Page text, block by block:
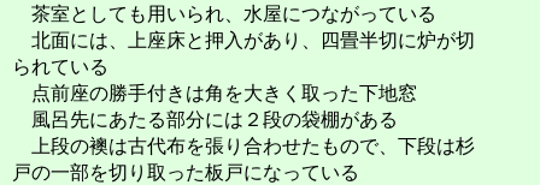
茶室としても用いられ、水屋につながっている
北面には、上座床と押入があり、四畳半切に炉が切
られている
点前座の勝手付きは角を大きく取った下地窓
風呂先にあたる部分には２段の袋棚がある
上段の襖は古代布を張り合わせたもので、下段は杉
戸の一部を切り取った板戸になっている